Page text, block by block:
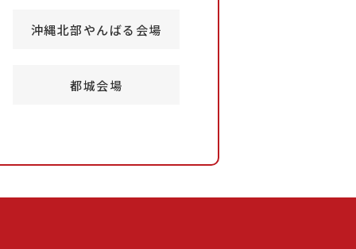
沖縄北部やんばる会場
都城会場